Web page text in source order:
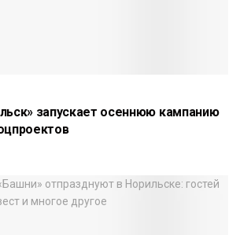
запускает осеннюю кампанию